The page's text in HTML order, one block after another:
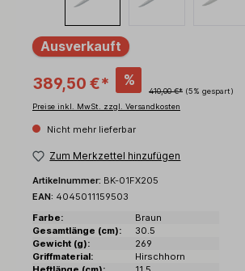
Ausverkauft
389,50 €* %
410,00 €* (5% gespart)
Preise inkl. MwSt. zzgl. Versandkosten
Nicht mehr lieferbar
Zum Merkzettel hinzufügen
Artikelnummer: BK-01FX205
EAN: 4045011159503
Farbe:
Braun
Gesamtlänge (cm):
30.5
Gewicht (g):
269
Griffmaterial:
Hirschhorn